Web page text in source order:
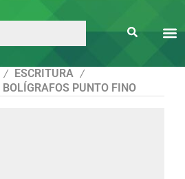
/ ESCRITURA /
BOLÍGRAFOS PUNTO FINO